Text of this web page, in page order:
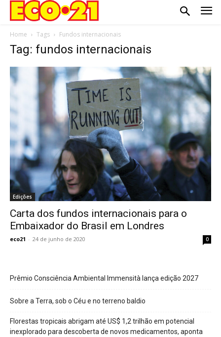
Home Tags Fundos internacionais
Tag: fundos internacionais
Edições
Carta dos fundos internacionais para o
Embaixador do Brasil em Londres
eco21 - 24 de junho de 2020 0
Prêmio Consciência Ambiental Immensità lança edição 2027
Sobre a Terra, sob o Céu e no terreno baldio
Florestas tropicais abrigam até US$ 1,2 trilhão em potencial
inexplorado para descoberta de novos medicamentos, aponta